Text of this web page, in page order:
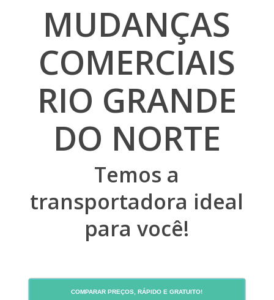
MUDANÇAS
COMERCIAIS
RIO GRANDE
DO NORTE
Temos a
transportadora ideal
para você!
COMPARAR PREÇOS, RÁPIDO E GRATUITO!